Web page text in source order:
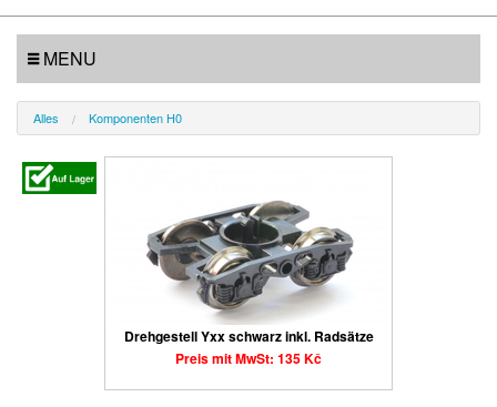
MENU
Alles Komponenten H0
Drehgestell Yxx schwarz inkl. Radsätze
Preis mit MwSt: 135 Kč